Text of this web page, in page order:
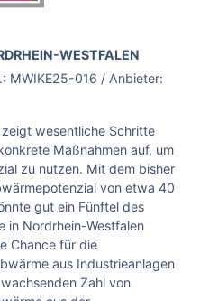
WESTFALEN
MWIKE25-016 / Anbieter:
wesentliche Schritte
Maßnahmen auf, um
zu nutzen. Mit dem bisher
von etwa 40
gut ein Fünftel des
in Nordrhein-Westfalen
Chance für die
aus Industrieanlagen
Zahl von